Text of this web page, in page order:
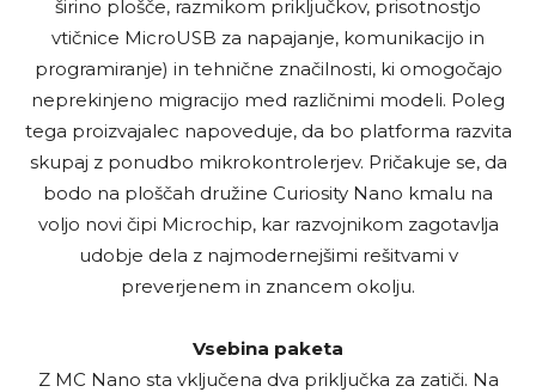
širino plošče, razmikom priključkov, prisotnostjo
vtičnice MicroUSB za napajanje, komunikacijo in
programiranje) in tehnične značilnosti, ki omogočajo
neprekinjeno migracijo med različnimi modeli. Poleg
tega proizvajalec napoveduje, da bo platforma razvita
skupaj z ponudbo mikrokontrolerjev. Pričakuje se, da
bodo na ploščah družine Curiosity Nano kmalu na
voljo novi čipi Microchip, kar razvojnikom zagotavlja
udobje dela z najmodernejšimi rešitvami v
preverjenem in znancem okolju.
Vsebina paketa
Z MC Nano sta vključena dva priključka za zatiči. Na